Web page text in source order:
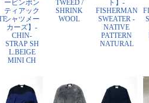
ービンポン
ティアック
シャツメー
カーズ】-
CHIN-
STRAP SH
L.BEIGE
MINI CH
TWEED /
SHRINK
WOOL
ト】-
FISHERMAN
SWEATER -
NATIVE
PATTERN
NATURAL